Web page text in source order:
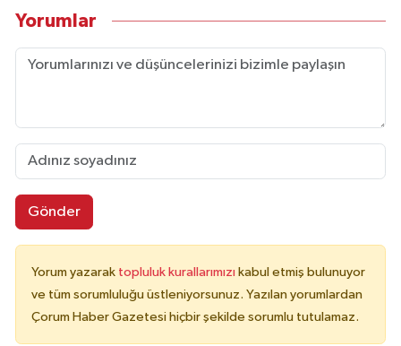
Yorumlar
Gönder
Yorum yazarak topluluk kurallarımızı kabul etmiş bulunuyor
ve tüm sorumluluğu üstleniyorsunuz. Yazılan yorumlardan
Çorum Haber Gazetesi hiçbir şekilde sorumlu tutulamaz.